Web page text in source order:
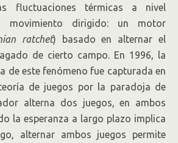
fluctuaciones térmicas a nivel
movimiento dirigido: un motor
ratchet) basado en alternar el
de cierto campo. En 1996, la
de este fenómeno fue capturada en
de juegos por la paradoja de
alterna dos juegos, en ambos
la esperanza a largo plazo implica
alternar ambos juegos permite